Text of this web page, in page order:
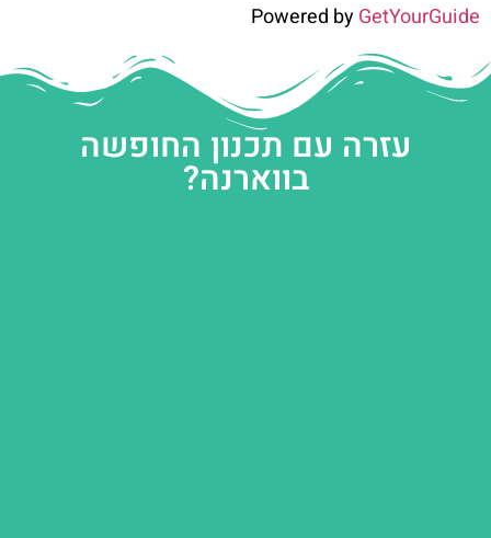
Powered byGetYourGuide
עזרה עם תכנון החופשה
בווארנה?